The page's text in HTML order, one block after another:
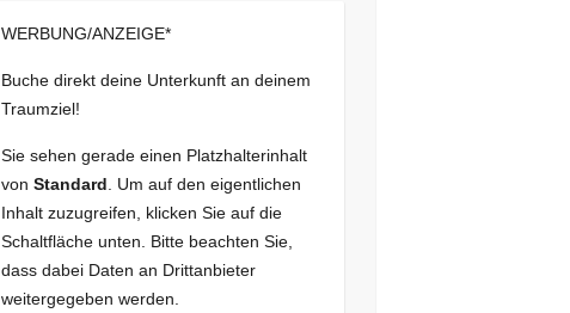
WERBUNG/ANZEIGE*
Buche direkt deine Unterkunft an deinem
Traumziel!
Sie sehen gerade einen Platzhalterinhalt
von Standard . Um auf den eigentlichen
Inhalt zuzugreifen, klicken Sie auf die
Schaltfläche unten. Bitte beachten Sie,
dass dabei Daten an Drittanbieter
weitergegeben werden.